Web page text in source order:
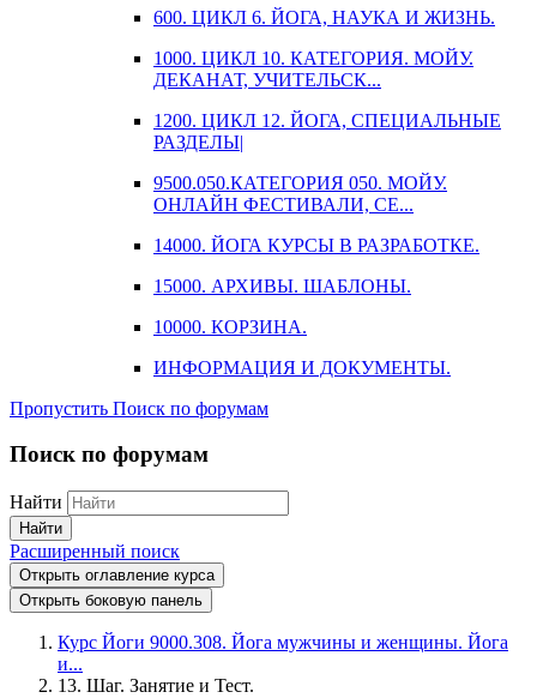
600. ЦИКЛ 6. ЙОГА, НАУКА И ЖИЗНЬ.
1000. ЦИКЛ 10. КАТЕГОРИЯ. МОЙУ.
ДЕКАНАТ, УЧИТЕЛЬСК...
1200. ЦИКЛ 12. ЙОГА, СПЕЦИАЛЬНЫЕ
РАЗДЕЛЫ|
9500.050.КАТЕГОРИЯ 050. МОЙУ.
ОНЛАЙН ФЕСТИВАЛИ, СЕ...
14000. ЙОГА КУРСЫ В РАЗРАБОТКЕ.
15000. АРХИВЫ. ШАБЛОНЫ.
10000. КОРЗИНА.
ИНФОРМАЦИЯ И ДОКУМЕНТЫ.
Пропустить Поиск по форумам
Поиск по форумам
Найти
Найти
Расширенный поиск
Открыть оглавление курса
Открыть боковую панель
Курс Йоги 9000.308. Йога мужчины и женщины. Йога
и...
13. Шаг. Занятие и Тест.